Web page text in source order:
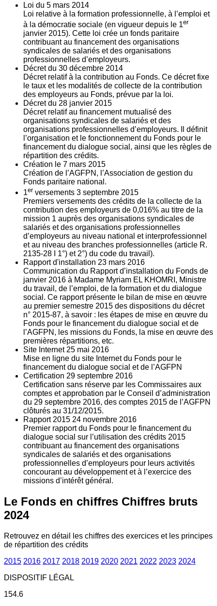
Loi du 5 mars 2014
Loi relative à la formation professionnelle, à l’emploi et
à la démocratie sociale (en vigueur depuis le 1er
janvier 2015). Cette loi crée un fonds paritaire
contribuant au financement des organisations
syndicales de salariés et des organisations
professionnelles d’employeurs.
Décret du 30 décembre 2014
Décret relatif à la contribution au Fonds. Ce décret fixe
le taux et les modalités de collecte de la contribution
des employeurs au Fonds, prévue par la loi.
Décret du 28 janvier 2015
Décret relatif au financement mutualisé des
organisations syndicales de salariés et des
organisations professionnelles d’employeurs. Il définit
l’organisation et le fonctionnement du Fonds pour le
financement du dialogue social, ainsi que les règles de
répartition des crédits.
Création le 7 mars 2015
Création de l’AGFPN, l’Association de gestion du
Fonds paritaire national.
1er versements 3 septembre 2015
Premiers versements des crédits de la collecte de la
contribution des employeurs de 0,016% au titre de la
mission 1 auprès des organisations syndicales de
salariés et des organisations professionnelles
d’employeurs au niveau national et interprofessionnel
et au niveau des branches professionnelles (article R.
2135‐28 I 1°) et 2°) du code du travail).
Rapport d'installation 23 mars 2016
Communication du Rapport d’installation du Fonds de
janvier 2016 à Madame Myriam EL KHOMRI, Ministre
du travail, de l’emploi, de la formation et du dialogue
social. Ce rapport présente le bilan de mise en œuvre
au premier semestre 2015 des dispositions du décret
n° 2015-87, à savoir : les étapes de mise en œuvre du
Fonds pour le financement du dialogue social et de
l’AGFPN, les missions du Fonds, la mise en œuvre des
premières répartitions, etc.
Site Internet 25 mai 2016
Mise en ligne du site Internet du Fonds pour le
financement du dialogue social et de l’AGFPN
Certification 29 septembre 2016
Certification sans réserve par les Commissaires aux
comptes et approbation par le Conseil d’administration
du 29 septembre 2016, des comptes 2015 de l’AGFPN
clôturés au 31/12/2015.
Rapport 2015 24 novembre 2016
Premier rapport du Fonds pour le financement du
dialogue social sur l’utilisation des crédits 2015
contribuant au financement des organisations
syndicales de salariés et des organisations
professionnelles d’employeurs pour leurs activités
concourant au développement et à l’exercice des
missions d’intérêt général.
Le Fonds en chiffres Chiffres bruts
2024
Retrouvez en détail les chiffres des exercices et les principes
de répartition des crédits
2015 2016 2017 2018 2019 2020 2021 2022 2023 2024
DISPOSITIF LÉGAL
154.6